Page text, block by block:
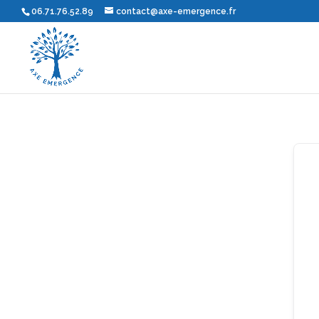
06.71.76.52.89 contact@axe-emergence.fr